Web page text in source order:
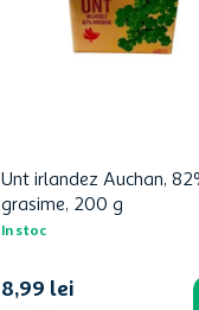
Unt irlandez Auchan,
grasime, 200 g
In stoc
8,99 lei